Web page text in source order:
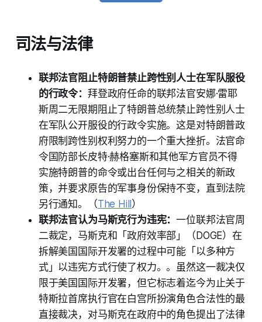
司法与法律
联邦法官阻止特朗普禁止跨性别人士在军队服役
的行政令： 拜登政府任命的联邦法官安娜·雷耶
斯周二无限期阻止了特朗普总统禁止跨性别人士
在军队公开服役的行政令实施。这是对特朗普政
府限制跨性别权利努力的一个重大挫折。法官命
令国防部长皮特·赫格塞斯和其他军方官员不得
实施特朗普的命令或出台任何与之相关的新政
策，并要求原告的军事身份保持不变，直到法院
另行通知。（The Hill）
联邦法官认为马斯克行为违宪：一位联邦法官周
二裁定，马斯克和「政府效率部」（DOGE）在
拆解美国国际开发署的过程中可能「以多种方
式」以违宪方式行使了权力。。虽然这一裁决仅
限于美国国际开发署，但它标志着迄今为止关于
特斯拉首席执行官在白宫所扮演角色合法性的最
直接裁决，对马斯克在政府中的角色提出了法律